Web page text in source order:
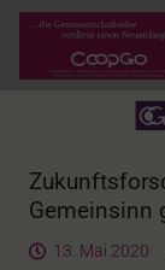
Gemeinsinn
13. Mai 2020